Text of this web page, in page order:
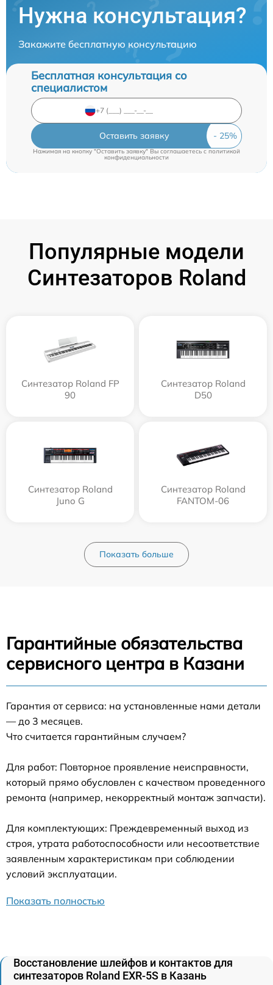
Нужна консультация?
Закажите бесплатную консультацию
Бесплатная консультация со
специалистом
Оставить заявку
Нажимая на кнопку "Оставить заявку" Вы соглашаетесь cполитикой
конфиденциальности
Популярные модели
Синтезаторов Roland
Синтезатор Roland FP
90
Синтезатор Roland
D50
Синтезатор Roland
Juno G
Синтезатор Roland
FANTOM-06
Показать больше
Гарантийные обязательства
сервисного центра в Казани
Гарантия от сервиса: на установленные нами детали
— до 3 месяцев.
Что считается гарантийным случаем?
Для работ: Повторное проявление неисправности,
который прямо обусловлен с качеством проведенного
ремонта (например, некорректный монтаж запчасти).
Для комплектующих: Преждевременный выход из
строя, утрата работоспособности или несоответствие
заявленным характеристикам при соблюдении
условий эксплуатации.
Показать полностью
Восстановление шлейфов и контактов для
синтезаторов Roland EXR-5S в Казань